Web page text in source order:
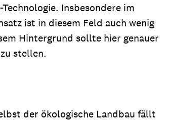
Insbesondere im
ist in diesem Feld auch wenig
Hintergrund sollte hier genauer
stellen.
der ökologische Landbau fällt